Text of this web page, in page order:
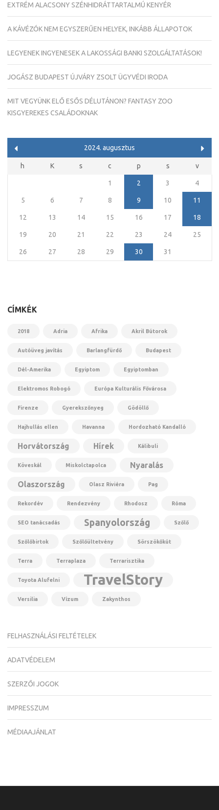
EXTRÉM ALACSONY SZÉNHIDRÁTTARTALMÚ KENYÉR
A KÁVÉZÓK NEM EGYSZERŰEN HELYEK, INKÁBB ÁLLAPOTOK
LEGYENEK INGYENESEK A LAKOSSÁGI BANKI SZOLGÁLTATÁSOK!
JOGÁSZ BUDAPEST ÚJVÁRY ZSOLT ÜGYVÉDI IRODA
MIT VEGYÜNK ELŐ ESŐS DÉLUTÁNON? FANTASY ZOO
KISGYEREKES CSALÁDOKNAK
2024. augusztus
h K s c p s v
1 2 3 4
5 6 7 8 9 10 11
12 13 14 15 16 17 18
19 20 21 22 23 24 25
26 27 28 29 30 31
CÍMKÉK
2018 Adria Afrika Akril Bútorok
Autóüveg javítás Barlangfürdő Budapest
Dél-Amerika Egyiptom Egyiptomban
Elektromos Robogó Európa Kulturális Fővárosa
Firenze Gyerekszőnyeg Gödöllő
Hajhullás ellen Havanna Hordozható Kandalló
Horvátország Hírek Kálibuli
Köveskál Miskolctapolca Nyaralás
Olaszország Olasz Riviéra Pag
Rekordév Rendezvény Rhodosz Róma
SEO tanácsadás Spanyolország Szőlő
Szőlőbirtok Szőlőültetvény Sörszökőkút
Terra Terraplaza Terrarisztika
Toyota Alufelni TravelStory
Versilia Vízum Zakynthos
FELHASZNÁLÁSI FELTÉTELEK
ADATVÉDELEM
SZERZŐI JOGOK
IMPRESSZUM
MÉDIAAJÁNLAT